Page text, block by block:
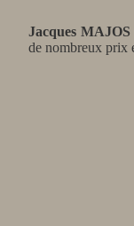
Jacques MAJOS
de nombreux prix